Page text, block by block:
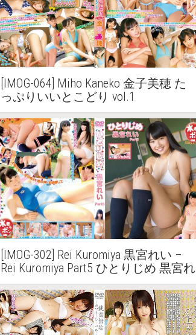
[IMOG-064] Miho Kaneko 金子美穂 た
っぷりいいとこどり vol.1
[IMOG-302] Rei Kuromiya 黒宮れい –
Rei Kuromiya Part5 ひとりじめ 黒宮れ
い Part5